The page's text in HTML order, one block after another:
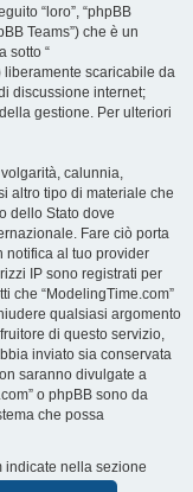
“loro”, “phpBB
Teams”) che è un
sotto “
liberamente scaricabile da
discussione internet;
gestione. Per ulteriori
calunnia,
altro tipo di materiale che
dello Stato dove
Fare ciò porta
notifica al tuo provider
IP sono registrati per
che “ModelingTime.com”
qualsiasi argomento
di questo servizio,
inviato sia conservata
saranno divulgate a
o phpBB sono da
che possa
indicate nella sezione